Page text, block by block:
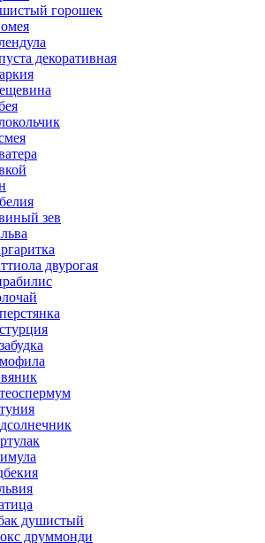
горошек
декоративная
зев
двурогая
душистый
друммонди